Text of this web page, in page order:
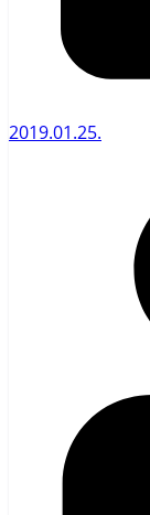
2019.01.25.